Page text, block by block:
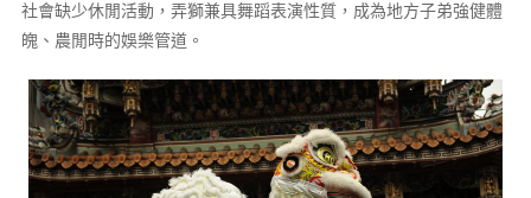
社會缺少休閒活動，弄獅兼具舞蹈表演性質，成為地方子弟強健體
魄、農閒時的娛樂管道。